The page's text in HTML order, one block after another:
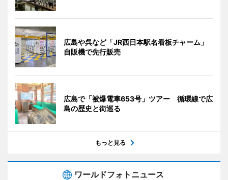
広島や呉など「JR西日本駅名看板チャーム」
自販機で先行販売
広島で「被爆電車653号」ツアー 循環線で広
島の歴史と街巡る
もっと見る
ワールドフォトニュース